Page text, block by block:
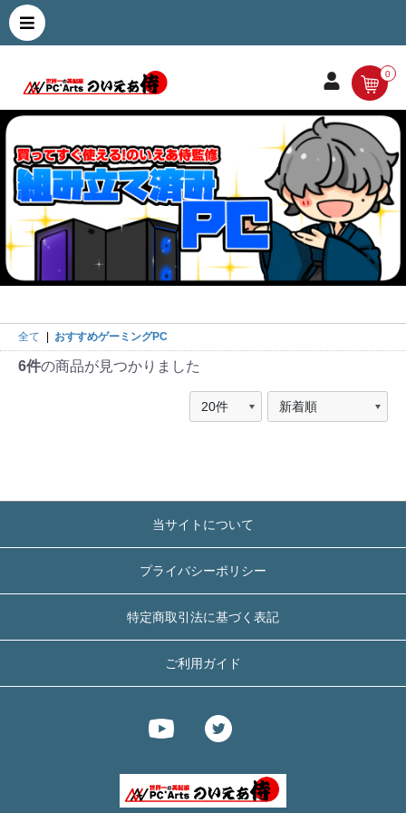
0
全て おすすめゲーミングPC
6件の商品が見つかりました
当サイトについて
プライバシーポリシー
特定商取引法に基づく表記
ご利用ガイド